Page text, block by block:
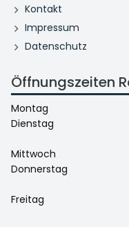
Kontakt
Impressum
Datenschutz
Öffnungszeiten
Montag
Dienstag
Mittwoch
Donnerstag
Freitag